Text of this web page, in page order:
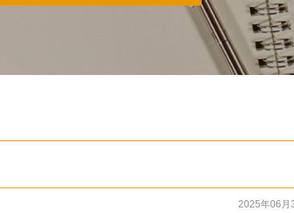
2025年06月